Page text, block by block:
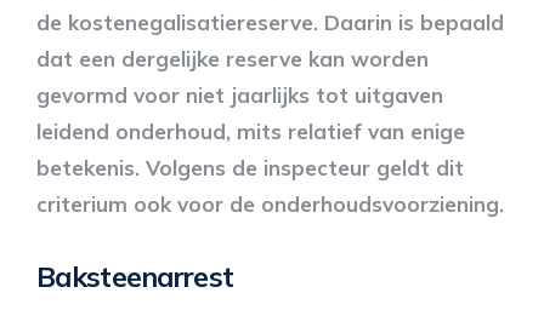
de kostenegalisatiereserve. Daarin is bepaald
dat een dergelijke reserve kan worden
gevormd voor niet jaarlijks tot uitgaven
leidend onderhoud, mits relatief van enige
betekenis. Volgens de inspecteur geldt dit
criterium ook voor de onderhoudsvoorziening.
Baksteenarrest